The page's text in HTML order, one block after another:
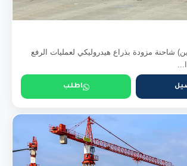
شاحنة مزودة بذراع هيدروليكي لعمليات الرفع
اطلب